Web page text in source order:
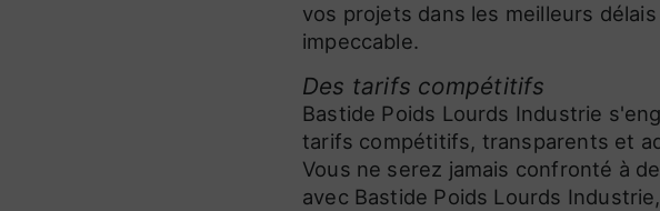
vos projets dans les meilleurs
impeccable.
Des tarifs compétitifs
Bastide Poids Lourds Industrie
tarifs compétitifs, transparents et
Vous ne serez jamais confronté à
avec Bastide Poids Lourds